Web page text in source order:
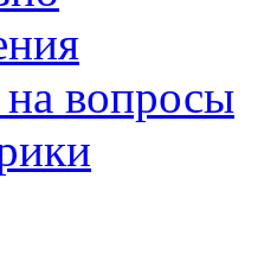
вопросы